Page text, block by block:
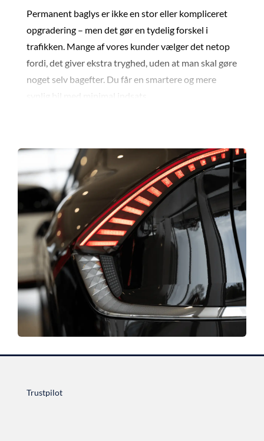
Permanent baglys er ikke en stor eller kompliceret
opgradering – men det gør en tydelig forskel i
trafikken. Mange af vores kunder vælger det netop
fordi, det giver ekstra tryghed, uden at man skal gøre
noget selv bagefter. Du får en smartere og mere
Trustpilot